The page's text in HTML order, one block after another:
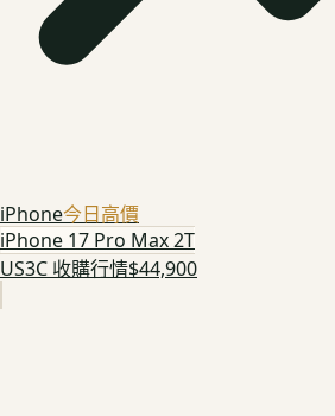
iPhone今日高價
iPhone 17 Pro Max 2T
US3C 收購行情$44,900